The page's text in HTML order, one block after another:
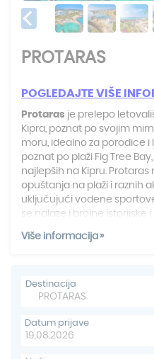
PROTARAS
POGLEDAJTE VI ŠE
Protaras je prelepo
Kipra, poznat po svojim
moru, idealno za porodice i
poznat po plaži Fig Tree
najlepših na Kipru.
opuštanja na plaži i raznih
uključujući vodene
se nalaze i brojne istorijske
na okolni krajolik.
Više informacija
Destinacija
Datum prijave